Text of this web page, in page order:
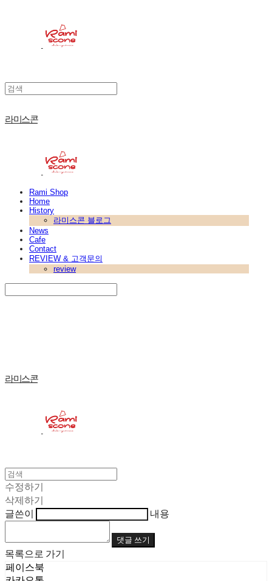
라미스콘
Rami Shop
Home
History
라미스콘 블로그
News
Cafe
Contact
REVIEW & 고객문의
review
라미스콘
수정하기
삭제하기
글쓴이
내용
댓글 쓰기
목록으로 가기
페이스북